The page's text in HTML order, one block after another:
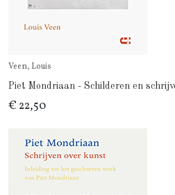
Veen, Louis
Piet Mondriaan - Schilderen en
€ 22,50